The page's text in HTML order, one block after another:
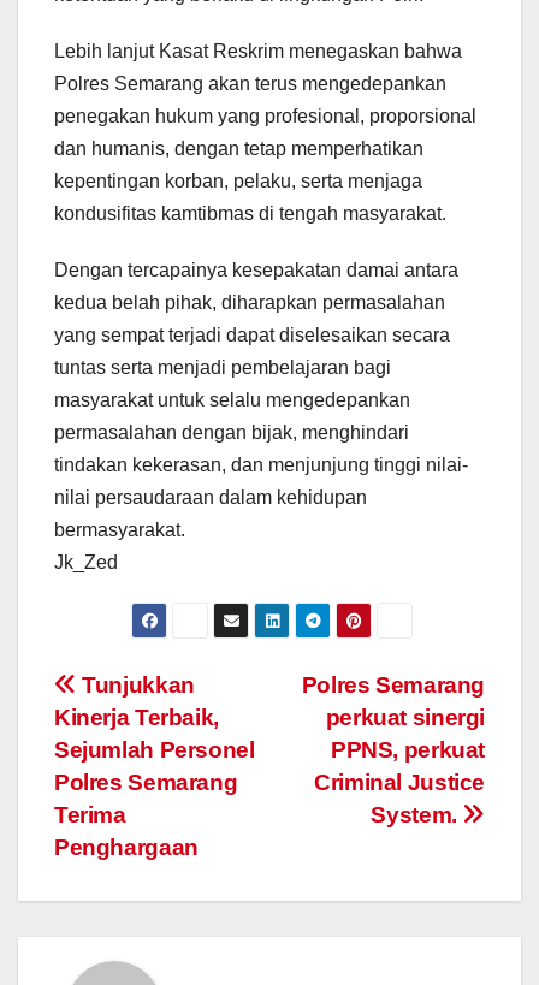
Lebih lanjut Kasat Reskrim menegaskan bahwa
Polres Semarang akan terus mengedepankan
penegakan hukum yang profesional, proporsional
dan humanis, dengan tetap memperhatikan
kepentingan korban, pelaku, serta menjaga
kondusifitas kamtibmas di tengah masyarakat.
Dengan tercapainya kesepakatan damai antara
kedua belah pihak, diharapkan permasalahan
yang sempat terjadi dapat diselesaikan secara
tuntas serta menjadi pembelajaran bagi
masyarakat untuk selalu mengedepankan
permasalahan dengan bijak, menghindari
tindakan kekerasan, dan menjunjung tinggi nilai-
nilai persaudaraan dalam kehidupan
bermasyarakat.
Jk_Zed
Post
navigation
Polres Semarang
perkuat sinergi
PPNS, perkuat
Criminal Justice
System.
Tunjukkan
Kinerja Terbaik,
Sejumlah Personel
Polres Semarang
Terima
Penghargaan